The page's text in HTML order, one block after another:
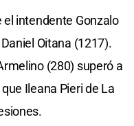
intendente Gonzalo
Oitana (1217).
(280) superó a
Ileana Pieri de La